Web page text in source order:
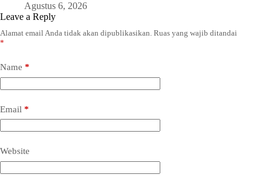
Agustus 6, 2026
Leave a Reply
Alamat email Anda tidak akan dipublikasikan. Ruas yang wajib ditandai
*
Name *
Email *
Website